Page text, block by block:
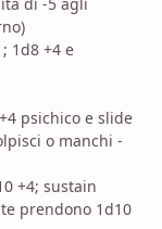
1d8 +4 e
psichico e slide
o manchi -
+4; sustain
prendono 1d10